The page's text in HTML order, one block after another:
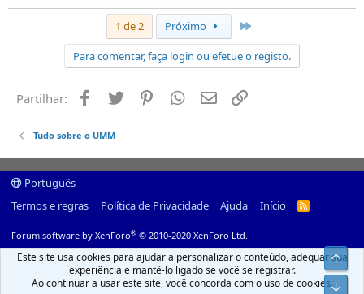
1 de 2 Próximo
Para comentar, faça login ou efetue o registo.
Partilhar: Facebook
Twitter PinterestWhatsapp
Email
Tudo sobre o UMM
Português
Termos e regras
Política de Privacidade Ajuda Início
R
Forum software by XenForo® © 2010-2020 XenForo Ltd.
Este site usa cookies para ajudar a personalizar o conteúdo, adequar sua
experiência e mantê-lo ligado se você se registrar.
Ao continuar a usar este site, você concorda com o uso de cookies.
Top